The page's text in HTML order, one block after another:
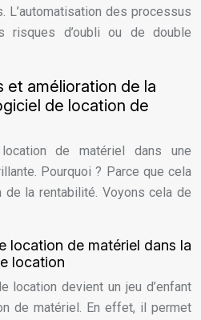
L’automatisation des processus
risques d’oubli ou de double
et amélioration de la
de location de
de matériel dans une
Pourquoi ? Parce que cela
de la rentabilité. Voyons cela de
location de matériel dans la
location
location devient un jeu d’enfant
de matériel. En effet, il permet